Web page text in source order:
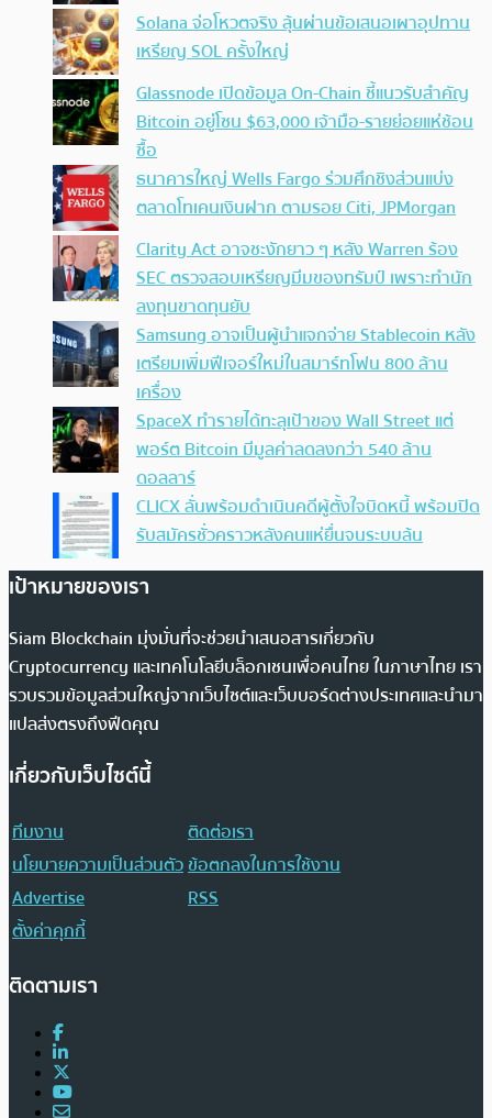
Solana จ่อโหวตจริง ลุ้นผ่านข้อเสนอเผาอุปทาน
เหรียญ SOL ครั้งใหญ่
Glassnode เปิดข้อมูล On-Chain ชี้แนวรับสำคัญ
Bitcoin อยู่โซน $63,000 เจ้ามือ-รายย่อยแห่ช้อน
ซื้อ
ธนาคารใหญ่ Wells Fargo ร่วมศึกชิงส่วนแบ่ง
ตลาดโทเคนเงินฝาก ตามรอย Citi, JPMorgan
Clarity Act อาจชะงักยาว ๆ หลัง Warren ร้อง
SEC ตรวจสอบเหรียญมีมของทรัมป์ เพราะทำนัก
ลงทุนขาดทุนยับ
Samsung อาจเป็นผู้นำแจกจ่าย Stablecoin หลัง
เตรียมเพิ่มฟีเจอร์ใหม่ในสมาร์ทโฟน 800 ล้าน
เครื่อง
SpaceX ทำรายได้ทะลุเป้าของ Wall Street แต่
พอร์ต Bitcoin มีมูลค่าลดลงกว่า 540 ล้าน
ดอลลาร์
CLICX ลั่นพร้อมดำเนินคดีผู้ตั้งใจบิดหนี้ พร้อมปิด
รับสมัครชั่วคราวหลังคนแห่ยื่นจนระบบล้น
เป้าหมายของเรา
Siam Blockchain มุ่งมั่นที่จะช่วยนำเสนอสารเกี่ยวกับ
Cryptocurrency และเทคโนโลยีบล็อกเชนเพื่อคนไทย ในภาษาไทย เรา
รวบรวมข้อมูลส่วนใหญ่จากเว็บไซต์และเว็บบอร์ดต่างประเทศและนำมา
แปลส่งตรงถึงฟีดคุณ
เกี่ยวกับเว็บไซต์นี้
ทีมงาน
ติดต่อเรา
นโยบายความเป็นส่วนตัวข้อตกลงในการใช้งาน
Advertise
RSS
ตั้งค่าคุกกี้
ติดตามเรา